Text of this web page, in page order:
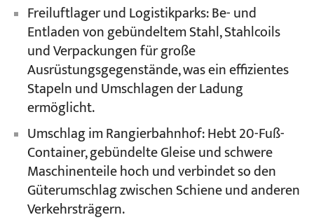
Freiluftlager und Logistikparks: Be- und
Entladen von gebündeltem Stahl, Stahlcoils
und Verpackungen für große
Ausrüstungsgegenstände, was ein effizientes
Stapeln und Umschlagen der Ladung
ermöglicht.
Umschlag im Rangierbahnhof: Hebt 20-Fuß-
Container, gebündelte Gleise und schwere
Maschinenteile hoch und verbindet so den
Güterumschlag zwischen Schiene und anderen
Verkehrsträgern.